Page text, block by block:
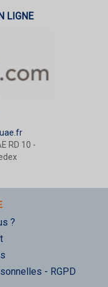
LIGNE
RD 10 -
?
- RGPD